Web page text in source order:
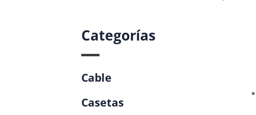
Categorías
Cable
Casetas